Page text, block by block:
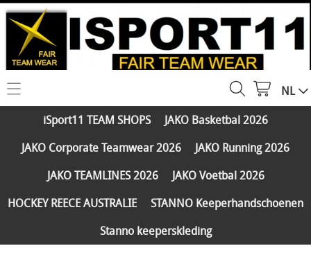
HOME
WEBSHOP
JAKO Running 2026
PARTNERS
NL
iSport11 TEAM SHOPS
JAKO Basketbal 2026
JAKO Corporate Teamwear 2026
JAKO Running 2026
JAKO TEAMLINES 2026
JAKO Voetbal 2026
HOCKEY REECE AUSTRALIE
STANNO Keeperhandschoenen
Stanno keeperskleding